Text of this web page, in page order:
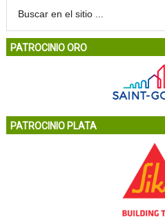
PATROCINIO ORO
PATROCINIO PLATA